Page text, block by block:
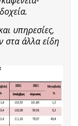
υπηρεσίες,
στα άλλα είδη